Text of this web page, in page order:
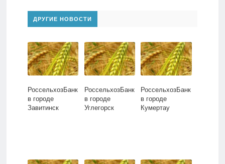
ДРУГИЕ НОВОСТИ
РоссельхозБанк
в городе
Завитинск
РоссельхозБанк
в городе
Углегорск
РоссельхозБанк
в городе
Кумертау